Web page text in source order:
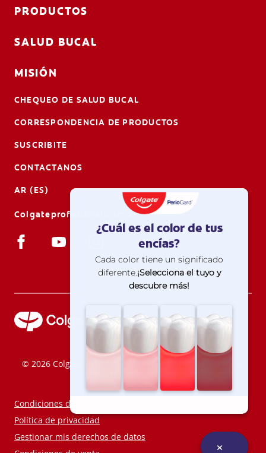
PRODUCTOS
SALUD BUCAL
MISIÓN
CHEQUEO DE SALUD BUCAL
CORRESPONDENCIA DE PRODUCTOS
SUSCRIBITE
CONTACTANOS
AR (ES)
Colgateprofesional.com.ar
© 2026 Colgate-Palmolive Company. Todos los derechos
Condiciones de uso
Política de privacidad
Gestionar mis derechos de datos